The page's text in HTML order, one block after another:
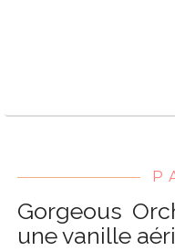
Gorgeous
une vanille